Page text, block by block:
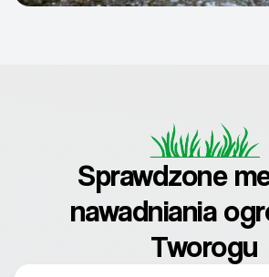
Sprawdzone
nawadniania
Tworogu